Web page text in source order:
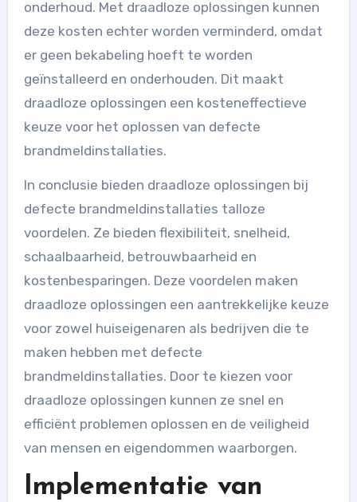
onderhoud. Met draadloze oplossingen kunnen
deze kosten echter worden verminderd, omdat
er geen bekabeling hoeft te worden
geïnstalleerd en onderhouden. Dit maakt
draadloze oplossingen een kosteneffectieve
keuze voor het oplossen van defecte
brandmeldinstallaties.
In conclusie bieden draadloze oplossingen bij
defecte brandmeldinstallaties talloze
voordelen. Ze bieden flexibiliteit, snelheid,
schaalbaarheid, betrouwbaarheid en
kostenbesparingen. Deze voordelen maken
draadloze oplossingen een aantrekkelijke keuze
voor zowel huiseigenaren als bedrijven die te
maken hebben met defecte
brandmeldinstallaties. Door te kiezen voor
draadloze oplossingen kunnen ze snel en
efficiënt problemen oplossen en de veiligheid
van mensen en eigendommen waarborgen.
Implementatie van